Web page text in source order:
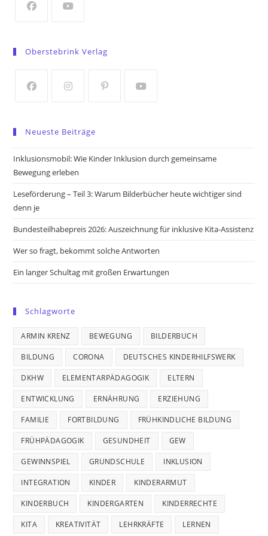
tab
a
tab
tab
Oberstebrink Verlag
a
new
tab
new
tab
a
new
new
Neueste Beiträge
Inklusionsmobil: Wie Kinder Inklusion durch gemeinsame
Bewegung erleben
Leseförderung – Teil 3: Warum Bilderbücher heute wichtiger sind
denn je
Bundesteilhabepreis 2026: Auszeichnung für inklusive Kita-Assistenz
Wer so fragt, bekommt solche Antworten
Ein langer Schultag mit großen Erwartungen
Schlagworte
ARMIN KRENZ BEWEGUNG BILDERBUCH
BILDUNG CORONA DEUTSCHES KINDERHILFSWERK
DKHW ELEMENTARPÄDAGOGIK ELTERN
ENTWICKLUNG ERNÄHRUNG ERZIEHUNG
FAMILIE FORTBILDUNG FRÜHKINDLICHE BILDUNG
FRÜHPÄDAGOGIK GESUNDHEIT GEW
GEWINNSPIEL GRUNDSCHULE INKLUSION
INTEGRATION KINDER KINDERARMUT
KINDERBUCH KINDERGARTEN KINDERRECHTE
KITA KREATIVITÄT LEHRKRÄFTE LERNEN